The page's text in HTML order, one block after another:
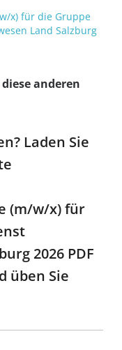
x) für die Gruppe
Land Salzburg
anderen
Laden Sie
(m/w/x) für
2026 PDF
üben Sie